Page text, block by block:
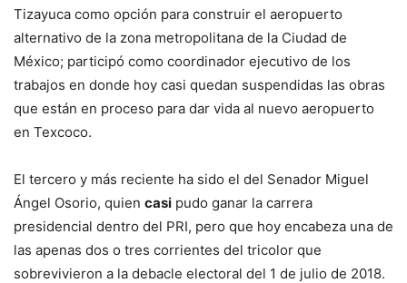
Tizayuca como opción para construir el aeropuerto
alternativo de la zona metropolitana de la Ciudad de
México; participó como coordinador ejecutivo de los
trabajos en donde hoy casi quedan suspendidas las obras
que están en proceso para dar vida al nuevo aeropuerto
en Texcoco.
El tercero y más reciente ha sido el del Senador Miguel
Ángel Osorio, quien casi pudo ganar la carrera
presidencial dentro del PRI, pero que hoy encabeza una de
las apenas dos o tres corrientes del tricolor que
sobrevivieron a la debacle electoral del 1 de julio de 2018.